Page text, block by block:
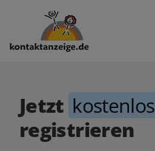
Jetzt kostenlos
registrieren